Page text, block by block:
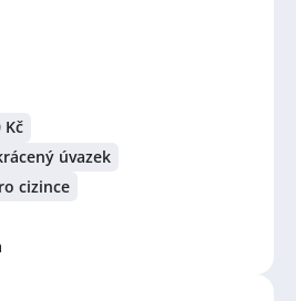
Kč
úvazek
cizince